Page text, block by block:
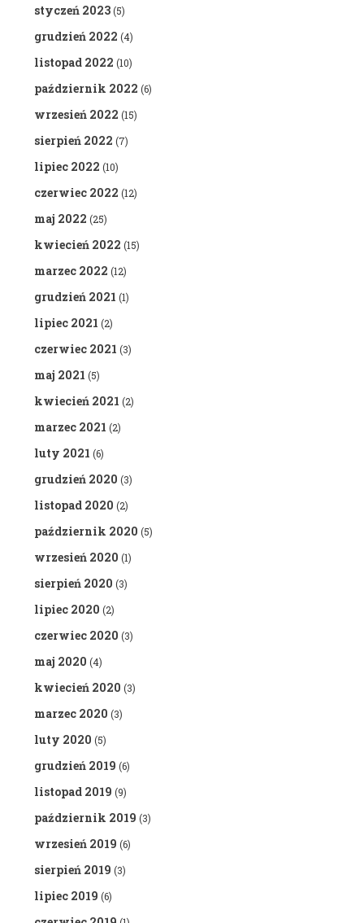
styczeń 2023(5)
grudzień 2022 (4)
listopad 2022 (10)
październik 2022 (6)
wrzesień 2022 (15)
sierpień 2022 (7)
lipiec 2022 (10)
czerwiec 2022 (12)
maj 2022 (25)
kwiecień 2022 (15)
marzec 2022 (12)
grudzień 2021 (1)
lipiec 2021 (2)
czerwiec 2021 (3)
maj 2021 (5)
kwiecień 2021 (2)
marzec 2021 (2)
luty 2021 (6)
grudzień 2020 (3)
listopad 2020 (2)
październik 2020 (5)
wrzesień 2020 (1)
sierpień 2020 (3)
lipiec 2020 (2)
czerwiec 2020 (3)
maj 2020 (4)
kwiecień 2020 (3)
marzec 2020 (3)
luty 2020 (5)
grudzień 2019 (6)
listopad 2019 (9)
październik 2019 (3)
wrzesień 2019 (6)
sierpień 2019 (3)
lipiec 2019 (6)